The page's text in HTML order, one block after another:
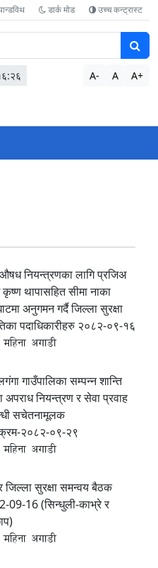
डार्क मोड उच्च कन्ट्रास्ट
A- A A+
नियन्त्रणका लागि प्रजिअ
कृष्ण थापासहित सीमा नाका
अनुगमन गर्दै जिल्ला सुरक्षा
पदाधिकारीहरु २०८२-०९-१६
अगाडी
गाउँपालिका सम्पन्‍न शान्ति
अपराध नियन्त्रण र सेवा प्रवाह
सचेतनामूलक
२०८२-०९-२९
अगाडी
जिल्ला सुरक्षा समन्वय बैठक
09-16 (सिन्धुली-काभ्रे र
अगाडी